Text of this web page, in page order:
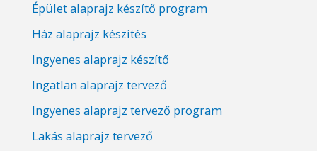
Épület alaprajz készítő program
Ház alaprajz készítés
Ingyenes alaprajz készítő
Ingatlan alaprajz tervező
Ingyenes alaprajz tervező program
Lakás alaprajz tervező